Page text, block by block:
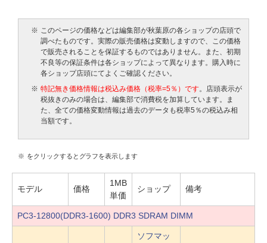
※ このページの価格などは編集部が秋葉原の各ショップの店頭で
調べたものです。実際の販売価格は変動しますので、この価格
で販売されることを保証するものではありません。また、初期
不良等の保証条件は各ショップによって異なります。購入時に
各ショップ店頭にてよくご確認ください。
※ 特記無き価格情報は税込み価格（税率=5％）です。店頭表示が
税抜きのみの場合は、編集部で消費税を加算しています。ま
た、全ての価格変動情報は過去のデータも税率5％の税込み相
当額です。
※ をクリックするとグラフを表示します
モデル 価格
1MB
単価
ショップ 備考
PC3-12800(DDR3-1600) DDR3 SDRAM DIMM
ソフマッ